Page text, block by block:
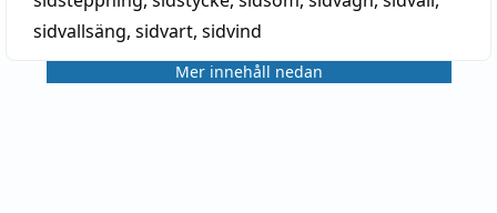
sidvallsäng, sidvart, sidvind
Mer innehåll nedan